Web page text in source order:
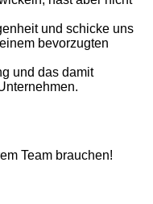
und schicke uns
bevorzugten
und das damit
Team brauchen!